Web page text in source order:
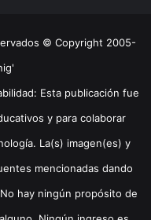
© Copyright 2005-
Esta publicación fue
y para colaborar
La(s) imagen(es) y
mencionadas dando
hay ningún propósito de